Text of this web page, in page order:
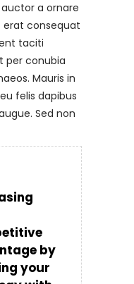
a ornare
erat consequat
taciti
per conubia
Mauris in
felis dapibus
Sed non
by
your